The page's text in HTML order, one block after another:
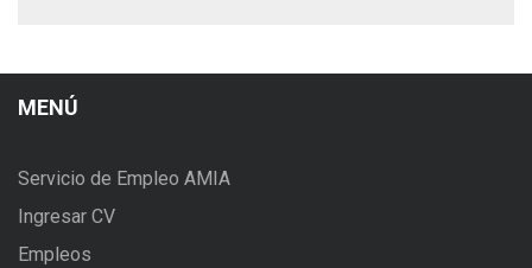
MENÚ
Servicio de Empleo AMIA
Ingresar CV
Empleos